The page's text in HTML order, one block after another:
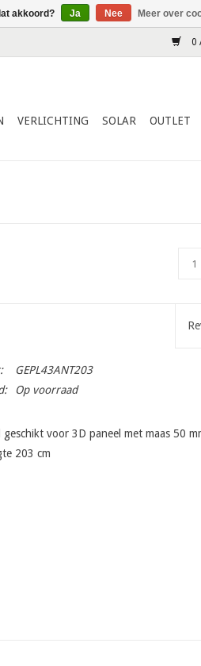
0
VERLICHTING SOLAR OUTLET
GEPL43ANT203
Op voorraad
geschikt voor 3D paneel met maas 50
203 cm
akkoord? Ja Nee Meer over